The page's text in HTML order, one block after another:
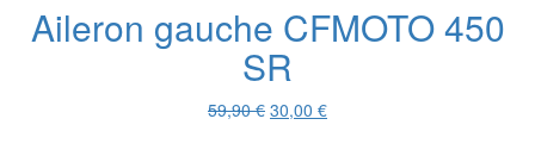
était :
59,90 €.
est :
Aileron gauche CFMOTO 450
SR
59,90€ Le
30,00 €Le